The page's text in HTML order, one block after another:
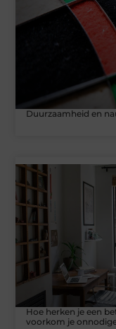
Duurzaamheid en
Hoe herken je een
voorkom je